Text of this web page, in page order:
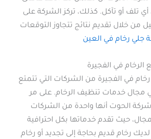
تلف أو تآكل. كذلك، تركز الشركة على
من خلال تقديم نتائج تتجاوز التوقعات
جلي رخام في العين
في الفجيرة
في الفجيرة من الشركات التي تتمتع
خدمات تنظيف الرخام. على مر
شركة الحوت أنها واحدة من الشركات
حيث تقدم خدماتها بكل احترافية
رخام قديم بحاجة إلى تجديد أو رخام